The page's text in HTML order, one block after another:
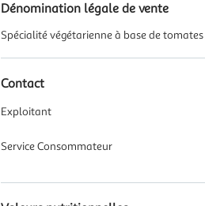
Dénomination légale de vente
Spécialité végétarienne à base de
Contact
Exploitant
Service Consommateur